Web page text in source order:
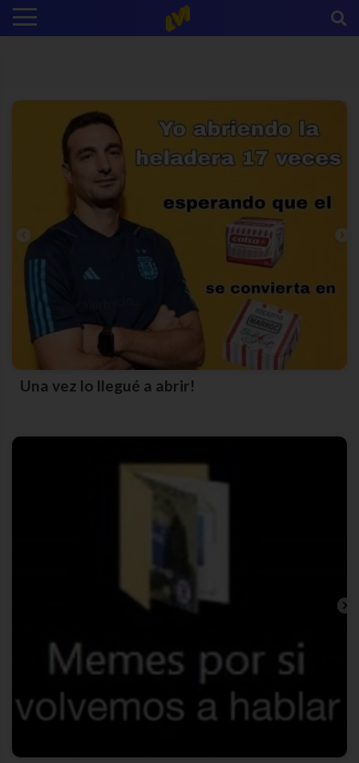
Una vez lo llegué a abrir!